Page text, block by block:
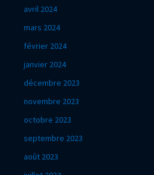
avril 2024
mars 2024
février 2024
janvier 2024
décembre 2023
novembre 2023
octobre 2023
septembre 2023
août 2023